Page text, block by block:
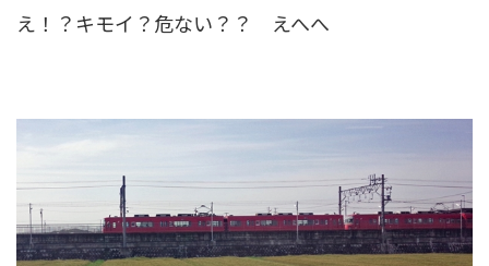
え！？キモイ？危ない？？ えへへ